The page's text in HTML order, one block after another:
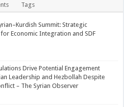
Tags
Summit: Strategic
Economic Integration and SDF
Drive Potential Engagement
Leadership and Hezbollah Despite
– The Syrian Observer